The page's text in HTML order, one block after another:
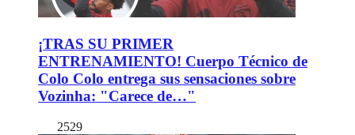
¡TRAS SU PRIMER
ENTRENAMIENTO! Cuerpo Técnico de
Colo Colo entrega sus sensaciones sobre
Vozinha: "Carece de…"
2529